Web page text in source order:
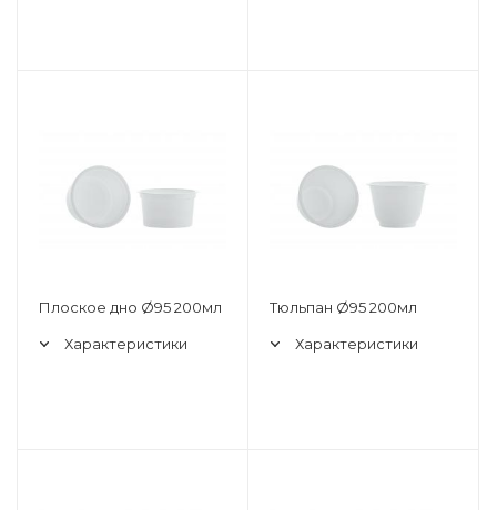
Плоское дно Ø95 200мл
Характеристики
Тюльпан Ø95 200мл
Характеристики